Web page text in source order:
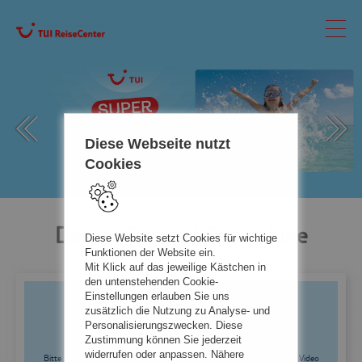
Das ist Carnival Cruise Line
EMPFOHLENER REDAKTIONELLER INHALT
Bitte akzeptieren Sie Inhalte des Drittanbieters YOUTUBE, um dieses Video
Diese Webseite nutzt
Cookies
Diese Website setzt Cookies für wichtige
Funktionen der Website ein.
Mit Klick auf das jeweilige Kästchen in
den untenstehenden Cookie-
Einstellungen erlauben Sie uns
zusätzlich die Nutzung zu Analyse- und
Personalisierungszwecken. Diese
Zustimmung können Sie jederzeit
widerrufen oder anpassen. Nähere